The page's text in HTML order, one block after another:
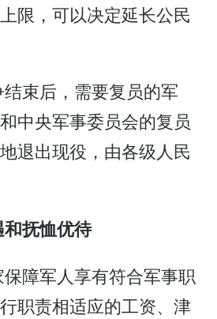
限，可以决定延长公民
束后，需要复员的军
中央军事委员会的复员
退出现役，由各级人民
抚恤优待
障军人享有符合军事职
职责相适应的工资、津